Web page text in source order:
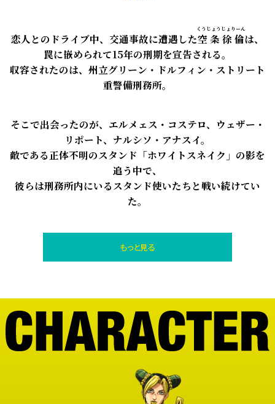
恋人とのドライブ中、交通事故に遭遇した空条徐倫
くうじょうじょりーん
は、
罠に嵌められて15年の刑期を宣告される。
収容されたのは、州立グリーン・ドルフィン・ストリート
重警備刑務所。
そこで出会ったのが、エルメェス・コステロ、ウェザー・
リポート、ナルシソ・アナスイ。
敵である正体不明のスタンド「ホワイトスネイク」の影を
追う中で、
彼らは刑務所内にいるスタンド使いたちと戦い続けてい
た。
もっと見る